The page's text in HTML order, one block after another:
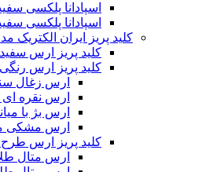
اسپادانا پلکسی
اسپادانا پلکسی
کلید پریز ایران الکتریک
کلید پریز ارس سفید
کلید پریز ارس رنگی
ارس زغال
ارس نقره ای
ارس بژ با
ارس مشکی
کلید پریز ارس طرح
ارس متال